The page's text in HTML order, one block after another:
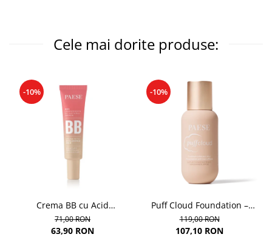
Cele mai dorite produse:
-10%
Crema BB cu Acid
Hialuronic, nuanta 03W
NATURAL 30ml
71,00 RON
63,90 RON
-10%
Puff Cloud Foundation –
Fond de ten cu efect natural
119,00 RON
107,10 RON